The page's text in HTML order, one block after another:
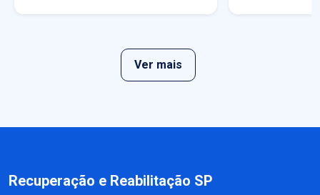
Ver mais
Recuperação e Reabilitação SP